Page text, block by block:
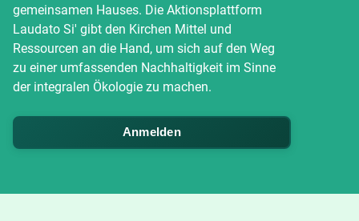
gemeinsamen Hauses. Die Aktionsplattform
Laudato Si' gibt den Kirchen Mittel und
Ressourcen an die Hand, um sich auf den Weg
zu einer umfassenden Nachhaltigkeit im Sinne
der integralen Ökologie zu machen.
Anmelden